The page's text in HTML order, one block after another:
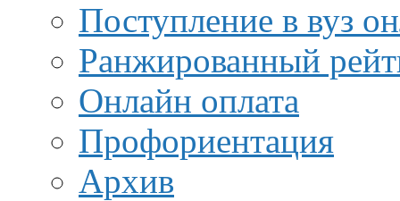
Поступление в вуз
Ранжированный
Онлайн оплата
Профориентация
Архив